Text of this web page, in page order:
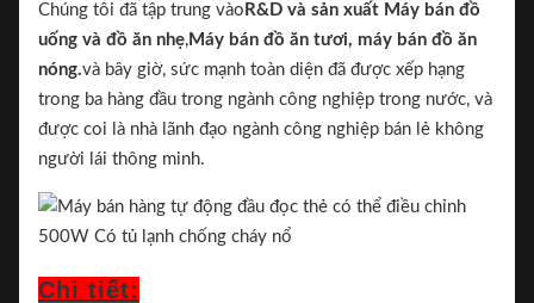
Chúng tôi đã tập trung vào R&D và sản xuất Máy bán đồ
uống và đồ ăn nhẹ, Máy bán đồ ăn tươi, máy bán đồ ăn
nóng.và bây giờ, sức mạnh toàn diện đã được xếp hạng
trong ba hàng đầu trong ngành công nghiệp trong nước, và
được coi là nhà lãnh đạo ngành công nghiệp bán lẻ không
người lái thông minh.
Chi tiết: